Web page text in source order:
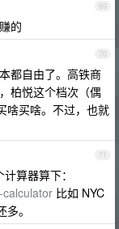
69
的
70
都自由了。高铁商
柏悦这个档次（偶
啥买啥。不过，也就
71
算器算下：
比如 NYC
。